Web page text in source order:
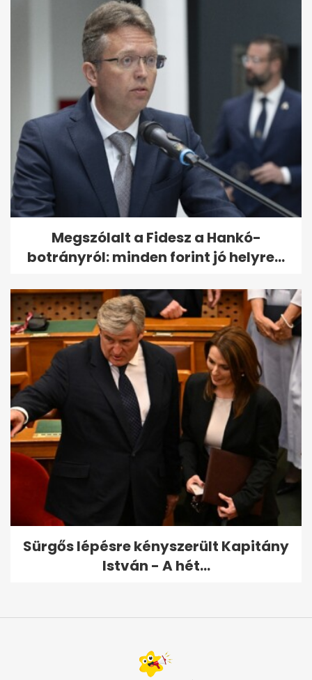
Megszólalt a Fidesz a Hankó-
botrányról: minden forint jó helyre...
Sürgős lépésre kényszerült Kapitány
István - A hét...